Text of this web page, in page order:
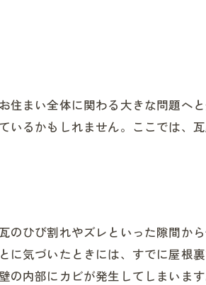
まい全体に関わる大きな問題へ
いるかもしれません。ここでは、
ひび割れやズレといった隙間か
気づいたときには、すでに屋根
内部にカビが発生してしまいま